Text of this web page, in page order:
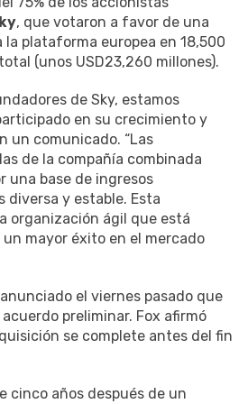
, que votaron a favor de una
plataforma europea en 18,500
(unos USD23,260 millones).
de Sky, estamos
en su crecimiento y
un comunicado. “Las
de la compañía combinada
una base de ingresos
diversa y estable. Esta
organización ágil que está
mayor éxito en el mercado
el viernes pasado que
preliminar. Fox afirmó
se complete antes del fin
cinco años después de un